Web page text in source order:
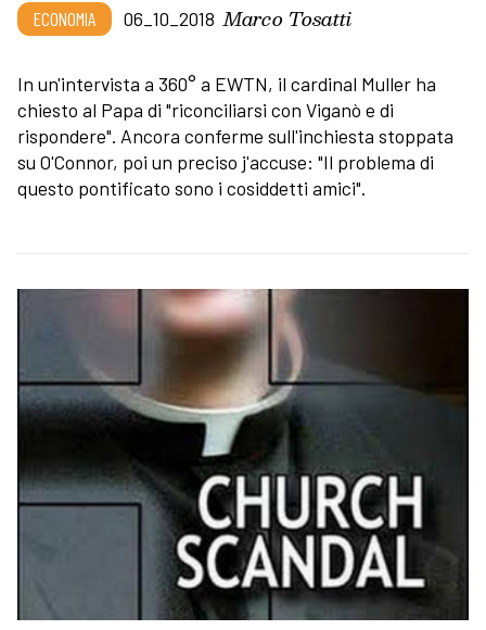
ECONOMIA 06_10_2018 Marco Tosatti
In un'intervista a 360° a EWTN, il cardinal Muller ha
chiesto al Papa di "riconciliarsi con Viganò e di
rispondere". Ancora conferme sull'inchiesta stoppata
su O'Connor, poi un preciso j'accuse: "Il problema di
questo pontificato sono i cosiddetti amici".